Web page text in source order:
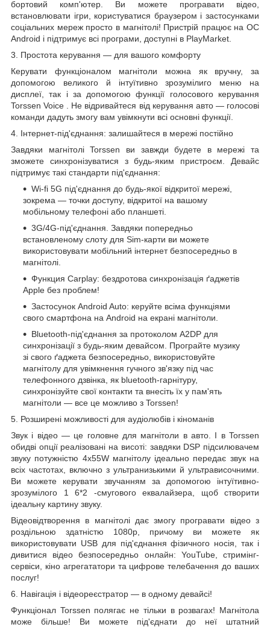
бортовий комп'ютер. Ви можете програвати відео,
встановлювати ігри, користуватися браузером і застосунками
соціальних мереж просто в магнітолі! Пристрій працює на ОС
Android і підтримує всі програми, доступні в PlayMarket.
3. Простота керування — для вашого комфорту
Керувати функціоналом магнітоли можна як вручну, за
допомогою великого й інтуїтивно зрозумілиго меню на
дисплеї, так і за допомогою функції голосового керування
Torssen Voice
. Не відривайтеся від керування авто — голосові
команди дадуть змогу вам увімкнути всі основні функції.
4. Інтернет-під'єднання: залишайтеся в мережі постійно
Завдяки магнітолі Torssen ви завжди будете в мережі та
зможете синхронізуватися з будь-яким пристроєм. Девайс
підтримує такі стандарти під'єднання:
Wi-fi 5G під'єднання до будь-якої відкритої мережі,
зокрема — точки доступу, відкритої на вашому
мобільному телефоні або планшеті.
3G/4G-під'єднання. Завдяки попередньо
встановленому слоту для Sim-карти ви можете
використовувати мобільний інтернет безпосередньо в
магнітолі.
Функция Carplay: бездротова синхронізація ґаджетів
Apple без проблем!
Застосунок Android Auto: керуйте всіма функціями
свого смартфона на Android на екрані магнітоли.
Bluetooth-під'єднання за протоколом A2DP для
синхронізації з будь-яким девайсом. Програйте музику
зі свого ґаджета безпосередньо, використовуйте
магнітолу для увімкнення гучного зв'язку під час
телефонного дзвінка, як bluetooth-гарнітуру,
синхронізуйте свої контакти та внесіть їх у пам'ять
магнітоли — все це можливо з Torssen!
5. Розширені можливості для аудіолюбів і кіноманів
Звук і відео — це головне для магнітоли в авто. І в Torssen
обидві опції реалізовані на висоті: завдяки DSP підсилювачем
звуку потужністю 4х55W магнітолу ідеально передає звук на
всіх частотах, включно з ультранизькими й ультрависочними.
Ви можете керувати звучанням за допомогою інтуїтивно-
зрозумілого 1
6*2
-смугового еквалайзера, щоб створити
ідеальну картину звуку.
Відеовідтворення в магнітолі дає змогу програвати відео з
роздільною здатністю
1080р, причому ви можете як
використовувати USB для під'єднання фізичного носія, так і
дивитися відео безпосередньо онлайн: YouTube, стримінг-
сервіси, кіно агрегататори та цифрове телебачення до ваших
послуг!
6. Навігація і відеореєстратор — в одному девайсі!
Функціонал Torssen полягає не тільки в розвагах! Магнітола
може більше! Ви можете під'єднати до неї штатний